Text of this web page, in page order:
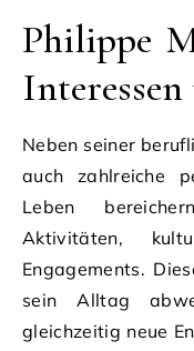
Philippe
Neben seiner
auch zahlreiche
Leben
Aktivitäten,
Engagements.
sein Alltag
gleichzeitig neue